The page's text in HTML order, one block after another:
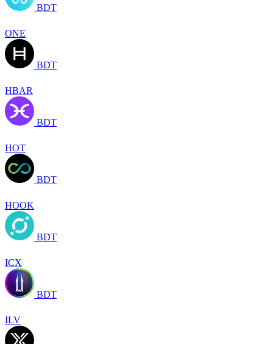
BDT
ONE
BDT
HBAR
BDT
HOT
BDT
HOOK
BDT
ICX
BDT
ILV